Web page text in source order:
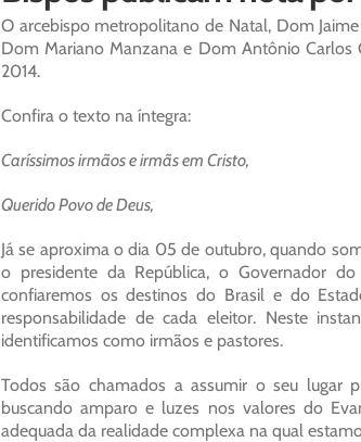
O arcebispo metropolitano de Natal, Dom
Dom Mariano Manzana e Dom Antônio Carlos
2014.
Confira o texto na íntegra:
Caríssimos irmãos e irmãs em Cristo,
Querido Povo de Deus,
Já se aproxima o dia 05 de outubro, quando
o presidente da República, o Governador
confiaremos os destinos do Brasil e do
responsabilidade de cada eleitor. Neste
identificamos como irmãos e pastores.
Todos são chamados a assumir o seu lugar
buscando amparo e luzes nos valores do
adequada da realidade complexa na qual